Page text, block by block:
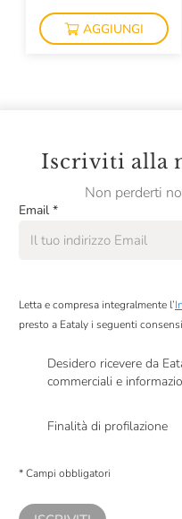
Domaine Fleuriet
Duca Di Salaparuta
Durin
Edi Kante
Fabrizio Ressia
Fattoria La Rivolta
Feudi Di San Gregorio
Feudo Montoni
AGGIUNGI
Iscriviti alla
Non perderti
Email *
Letta e compresa integralmente l’
presto a Eataly i seguenti
Desidero ricevere da
commerciali e
Finalità di profilazione
comunicazioni commerciali
* Campi obbligatori